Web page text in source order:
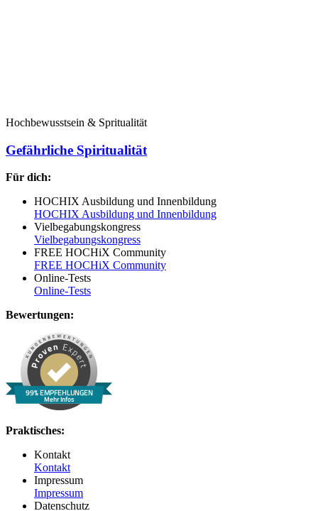
Hochbewusstsein & Spritualität
Gefährliche Spiritualität
Für dich:
HOCHIX Ausbildung und Innenbildung
HOCHIX Ausbildung und Innenbildung
Vielbegabungskongress
Vielbegabungskongress
FREE HOCHiX Community
FREE HOCHiX Community
Online-Tests
Online-Tests
Bewertungen:
99% EMPFEHLUNGEN
Mehr Infos
Praktisches:
Kontakt
Kontakt
Impressum
Impressum
Datenschutz